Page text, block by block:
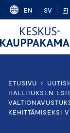
Skip
content
EN SV FI
ETUSIVU ›
HALLITUKSEN
KEHITTÄMISEKSI